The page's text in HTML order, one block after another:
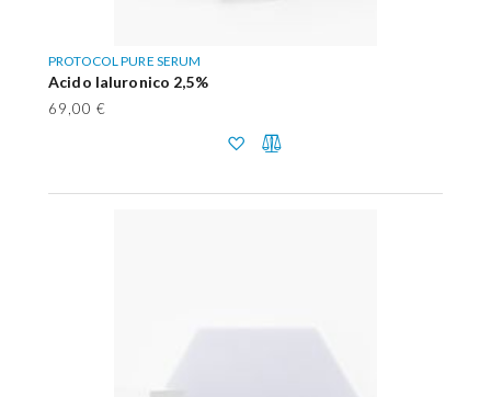
PROTOCOL PURE SERUM
Acido Ialuronico 2,5%
69,00 €